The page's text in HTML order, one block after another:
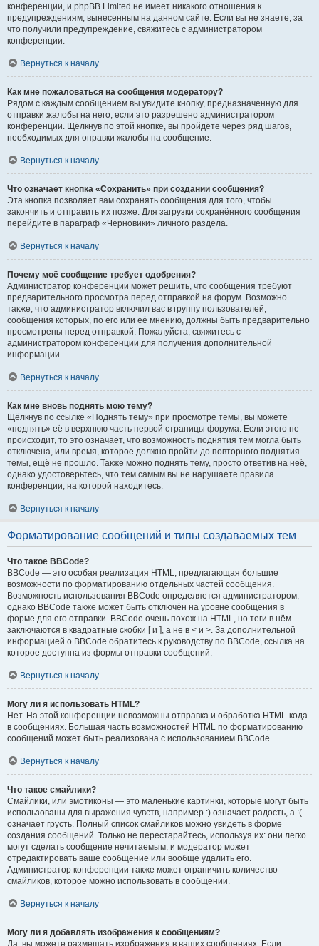
конференции, и phpBB Limited не имеет никакого отношения к
предупреждениям, вынесенным на данном сайте. Если вы не знаете, за
что получили предупреждение, свяжитесь с администратором
конференции.
Вернуться к началу
Как мне пожаловаться на сообщения модератору?
Рядом с каждым сообщением вы увидите кнопку, предназначенную для
отправки жалобы на него, если это разрешено администратором
конференции. Щёлкнув по этой кнопке, вы пройдёте через ряд шагов,
необходимых для оправки жалобы на сообщение.
Вернуться к началу
Что означает кнопка «Сохранить» при создании сообщения?
Эта кнопка позволяет вам сохранять сообщения для того, чтобы
закончить и отправить их позже. Для загрузки сохранённого сообщения
перейдите в параграф «Черновики» личного раздела.
Вернуться к началу
Почему моё сообщение требует одобрения?
Администратор конференции может решить, что сообщения требуют
предварительного просмотра перед отправкой на форум. Возможно
также, что администратор включил вас в группу пользователей,
сообщения которых, по его или её мнению, должны быть предварительно
просмотрены перед отправкой. Пожалуйста, свяжитесь с
администратором конференции для получения дополнительной
информации.
Вернуться к началу
Как мне вновь поднять мою тему?
Щёлкнув по ссылке «Поднять тему» при просмотре темы, вы можете
«поднять» её в верхнюю часть первой страницы форума. Если этого не
происходит, то это означает, что возможность поднятия тем могла быть
отключена, или время, которое должно пройти до повторного поднятия
темы, ещё не прошло. Также можно поднять тему, просто ответив на неё,
однако удостоверьтесь, что тем самым вы не нарушаете правила
конференции, на которой находитесь.
Вернуться к началу
Форматирование сообщений и типы создаваемых тем
Что такое BBCode?
BBCode — это особая реализация HTML, предлагающая большие
возможности по форматированию отдельных частей сообщения.
Возможность использования BBCode определяется администратором,
однако BBCode также может быть отключён на уровне сообщения в
форме для его отправки. BBCode очень похож на HTML, но теги в нём
заключаются в квадратные скобки [ и ], а не в < и >. За дополнительной
информацией о BBCode обратитесь к руководству по BBCode, ссылка на
которое доступна из формы отправки сообщений.
Вернуться к началу
Могу ли я использовать HTML?
Нет. На этой конференции невозможны отправка и обработка HTML-кода
в сообщениях. Большая часть возможностей HTML по форматированию
сообщений может быть реализована с использованием BBCode.
Вернуться к началу
Что такое смайлики?
Смайлики, или эмотиконы — это маленькие картинки, которые могут быть
использованы для выражения чувств, например :) означает радость, а :(
означает грусть. Полный список смайликов можно увидеть в форме
создания сообщений. Только не перестарайтесь, используя их: они легко
могут сделать сообщение нечитаемым, и модератор может
отредактировать ваше сообщение или вообще удалить его.
Администратор конференции также может ограничить количество
смайликов, которое можно использовать в сообщении.
Вернуться к началу
Могу ли я добавлять изображения к сообщениям?